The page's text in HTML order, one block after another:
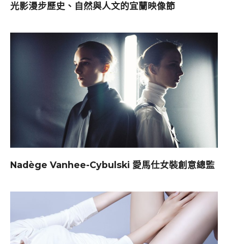
光影漫步歷史、自然與人文的宜蘭映像節
Nadège Vanhee-Cybulski 愛馬仕女裝創意總監